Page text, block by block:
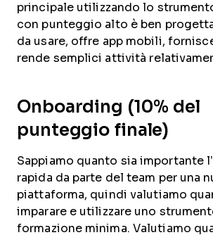
principale utilizzando lo
con punteggio alto è ben
da usare, offre app mobili,
rende semplici attività
Onboarding (10% del
punteggio finale)
Sappiamo quanto sia importante
rapida da parte del team per una
piattaforma, quindi valutiamo
imparare e utilizzare uno
formazione minima. Valutiamo